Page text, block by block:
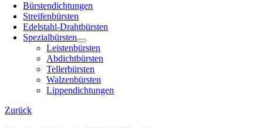
Bürstendichtungen
Streifenbürsten
Edelstahl-Drahtbürsten
Spezialbürsten
Leistenbürsten
Abdichtbürsten
Tellerbürsten
Walzenbürsten
Lippendichtungen
Zurück